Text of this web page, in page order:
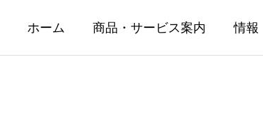
ホーム 商品・サービス案内 情報